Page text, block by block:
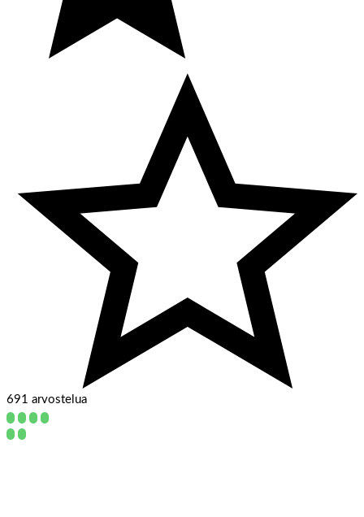
691 arvostelua